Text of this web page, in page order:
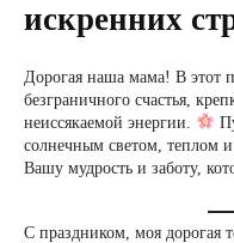
искренних
Дорогая наша мама! В этот
безграничного счастья,
неиссякаемой энергии.
солнечным светом, теплом
Вашу мудрость и заботу,
С праздником, моя дорогая